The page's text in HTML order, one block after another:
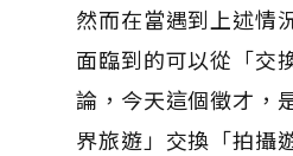
然而在當遇到上述情
面臨到的可以從「交
論，今天這個徵才，
界旅遊」交換「拍攝